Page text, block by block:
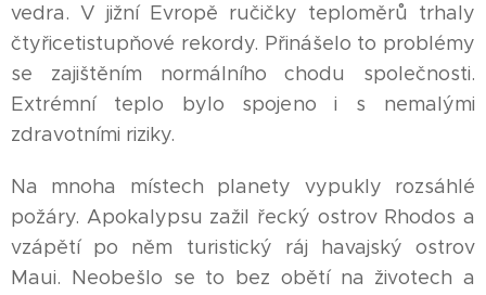
vedra. V jižní Evropě ručičky teploměrů trhaly
čtyřicetistupňové rekordy. Přinášelo to problémy
se zajištěním normálního chodu společnosti.
Extrémní teplo bylo spojeno i s nemalými
zdravotními riziky.
Na mnoha místech planety vypukly rozsáhlé
požáry. Apokalypsu zažil řecký ostrov Rhodos a
vzápětí po něm turistický ráj havajský ostrov
Maui. Neobešlo se to bez obětí na životech a